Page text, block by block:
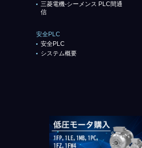
三菱電機-シーメンス PLC間通
信
安全PLC
安全PLC
システム概要